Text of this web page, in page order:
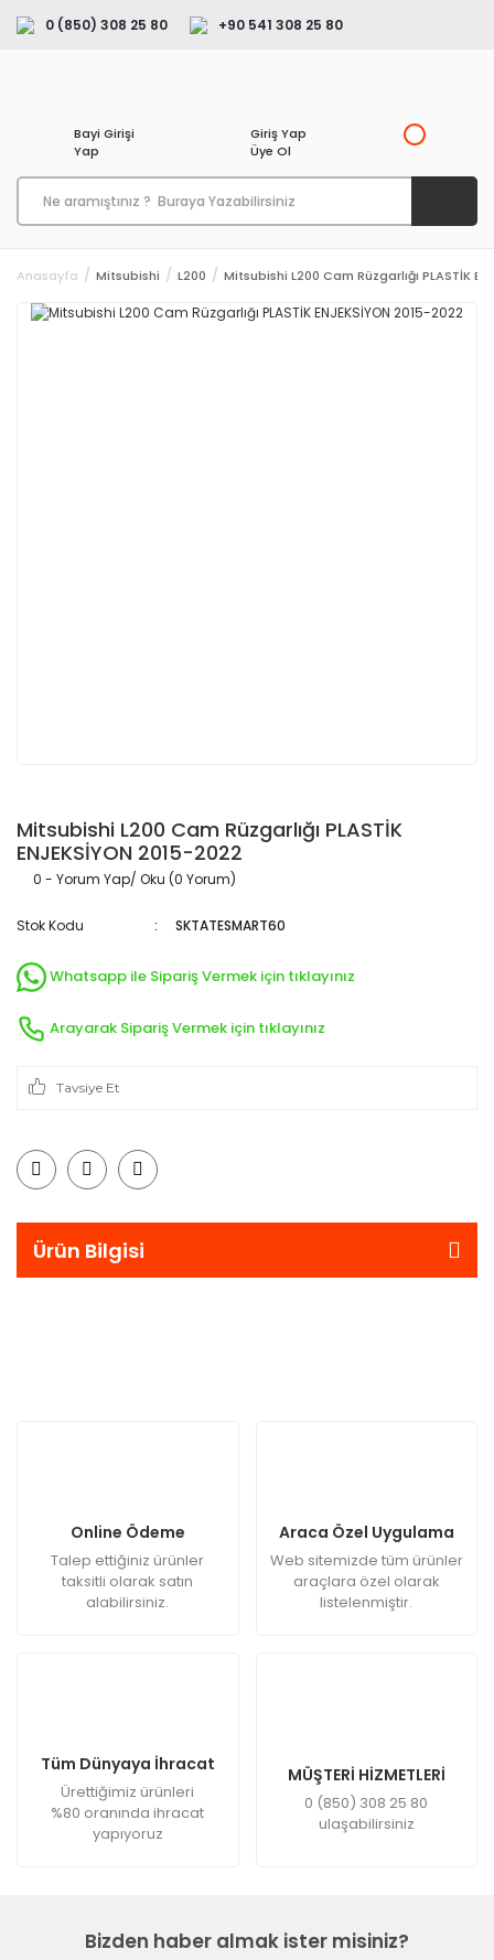
0 (850) 308 25 80 +90 541 308 25 80
Bayi Girişi
Yap
Giriş Yap
Üye Ol
Anasayfa Mitsubishi L200 Mitsubishi L200 Cam Rüzgarlığı PLASTİK
Mitsubishi L200 Cam Rüzgarlığı PLASTİK
ENJEKSİYON 2015-2022
0 - Yorum Yap/ Oku (0 Yorum)
Stok Kodu SKTATESMART60
Whatsapp ile Sipariş Vermek için tıklayınız
Arayarak Sipariş Vermek için tıklayınız
Tavsiye Et
Ürün Bilgisi
Online Ödeme
Talep ettiğiniz ürünler
taksitli olarak satın
alabilirsiniz.
Araca Özel Uygulama
Web sitemizde tüm ürünler
araçlara özel olarak
listelenmiştir.
Tüm Dünyaya İhracat
Ürettiğimiz ürünleri
%80 oranında ihracat
yapıyoruz
MÜŞTERİ HİZMETLERİ
0 (850) 308 25 80
ulaşabilirsiniz
Bizden haber almak ister misiniz?